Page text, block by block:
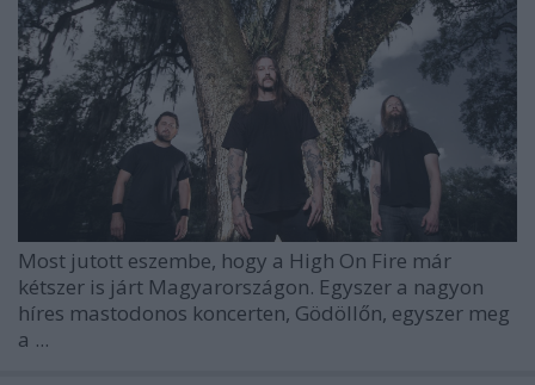
Most jutott eszembe, hogy a High On Fire már
kétszer is járt Magyarországon. Egyszer a nagyon
híres mastodonos koncerten, Gödöllőn, egyszer meg
a ...